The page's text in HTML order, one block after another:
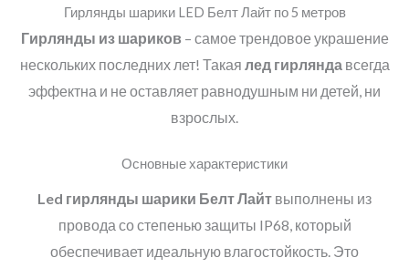
Гирлянды шарики LED Белт Лайт по 5 метров
Гирлянды из шариков – самое трендовое украшение
нескольких последних лет! Такая лед гирлянда всегда
эффектна и не оставляет равнодушным ни детей, ни
взрослых.
Основные характеристики
Led гирлянды шарики Белт Лайт выполнены из
провода со степенью защиты IP68, который
обеспечивает идеальную влагостойкость. Это